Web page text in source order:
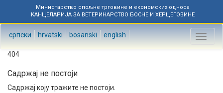
Министарство спољне трговине и економских односа
КАНЦЕЛАРИЈА ЗА ВЕТЕРИНАРСТВО БОСНЕ И ХЕРЦЕГОВИНЕ
српски hrvatski bosanski english
Toggle
404
Садржај не постоји
Садржај коју тражите не постоји.